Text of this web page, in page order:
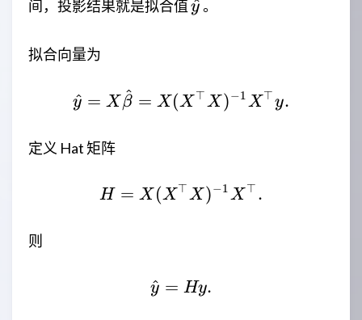
间，投影结果就是拟合值y
^。
拟合向量为
y
^ = X β
^ = X (X ⊤X )−1X ⊤y.
定义 Hat 矩阵
H=X(X^\top X)^{-
H = X (X ⊤X )−1X ⊤ .
则
\hat{y}=Hy.
y
^ = Hy.